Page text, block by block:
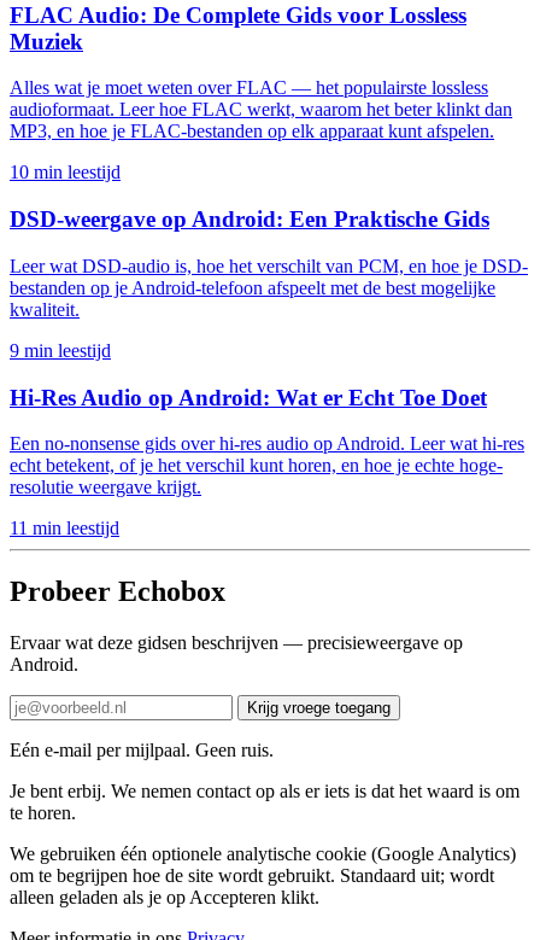
FLAC Audio: De Complete Gids voor Lossless
Muziek
Alles wat je moet weten over FLAC — het populairste lossless
audioformaat. Leer hoe FLAC werkt, waarom het beter klinkt dan
MP3, en hoe je FLAC-bestanden op elk apparaat kunt afspelen.
10 min leestijd
DSD-weergave op Android: Een Praktische Gids
Leer wat DSD-audio is, hoe het verschilt van PCM, en hoe je DSD-
bestanden op je Android-telefoon afspeelt met de best mogelijke
kwaliteit.
9 min leestijd
Hi-Res Audio op Android: Wat er Echt Toe Doet
Een no-nonsense gids over hi-res audio op Android. Leer wat hi-res
echt betekent, of je het verschil kunt horen, en hoe je echte hoge-
resolutie weergave krijgt.
11 min leestijd
Probeer Echobox
Ervaar wat deze gidsen beschrijven — precisieweergave op
Android.
Krijg vroege toegang
Eén e-mail per mijlpaal. Geen ruis.
Je bent erbij. We nemen contact op als er iets is dat het waard is om
te horen.
We gebruiken één optionele analytische cookie (Google Analytics)
om te begrijpen hoe de site wordt gebruikt. Standaard uit; wordt
alleen geladen als je op Accepteren klikt.